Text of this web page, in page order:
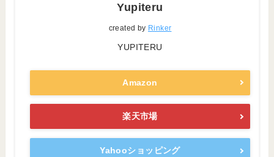
Yupiteru
created by Rinker
YUPITERU
Amazon
楽天市場
Yahooショッピング